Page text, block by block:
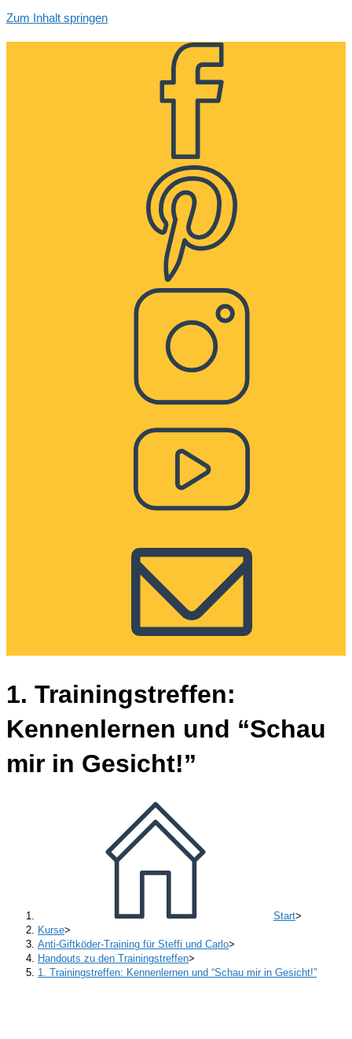
Zum Inhalt springen
1. Trainingstreffen:
Kennenlernen und “Schau
mir in Gesicht!”
Start>
Kurse>
Anti-Giftköder-Training für Steffi und Carlo>
Handouts zu den Trainingstreffen>
1. Trainingstreffen: Kennenlernen und “Schau mir in Gesicht!”